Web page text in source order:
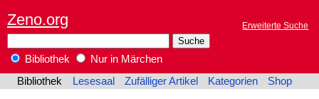
Zeno.org Erweiterte Suche
Bibliothek
Nur in Märchen
Bibliothek
Lesesaal Zufälliger Artikel Kategorien Shop